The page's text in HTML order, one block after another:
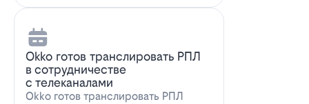
Оkko готов транслировать РПЛ
в сотрудничестве
с телеканалами
Оkko готов транслировать РПЛ